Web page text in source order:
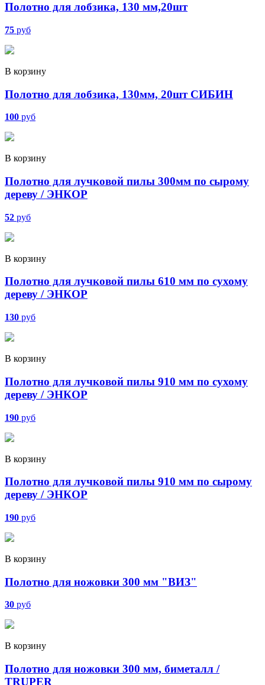
Полотно для лобзика, 130 мм,20шт
75 руб
В корзину
Полотно для лобзика, 130мм, 20шт СИБИН
100 руб
В корзину
Полотно для лучковой пилы 300мм по сырому
дереву / ЭНКОР
52 руб
В корзину
Полотно для лучковой пилы 610 мм по сухому
дереву / ЭНКОР
130 руб
В корзину
Полотно для лучковой пилы 910 мм по сухому
дереву / ЭНКОР
190 руб
В корзину
Полотно для лучковой пилы 910 мм по сырому
дереву / ЭНКОР
190 руб
В корзину
Полотно для ножовки 300 мм "ВИЗ"
30 руб
В корзину
Полотно для ножовки 300 мм, биметалл /
TRUPER